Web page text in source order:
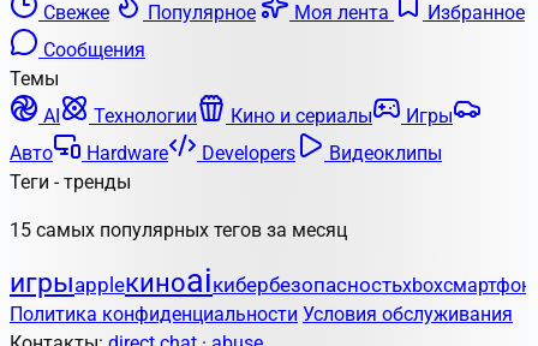
Свежее Популярное Моя лента
Избранное
Сообщения
Темы
AI
Технологии Кино и сериалы
Игры
Авто
Hardware Developers
Видеоклипы
Теги - тренды
15 самых популярных тегов за месяц
игрыappleкиноaiкибербезопасностьxbox
Политика конфиденциальности Условия обслуживания